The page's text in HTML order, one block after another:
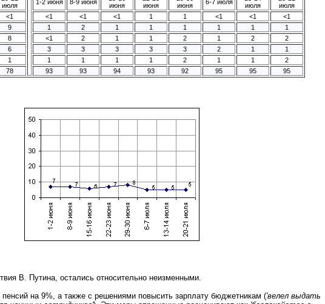
июля
1-2 июня 8-9 июня
июня
июня
июня
6-7 июля
июля
июля
<1 <1 <1 <1 1 1 <1 <1
<1
9 1 2 1 1 1 1 1
1
8 <1 2 1 1 2 1 2
2
6 3 3 3 3 3 2 1
1
1 1 1 1 1 2 1 1
2
78 93 93 94 93 92 95 95 95
В. Путина, остались относительно неизменными.
на 9%, а также с решениями повысить зарплату бюджетникам ('велел выдать